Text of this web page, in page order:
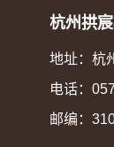
杭州拱
地址：杭
电话：
邮编：